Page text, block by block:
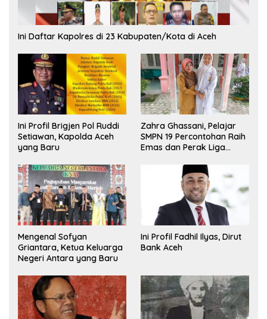
Ini Daftar Kapolres di 23 Kabupaten/Kota di Aceh
Ini Profil Brigjen Pol Ruddi
Setiawan, Kapolda Aceh
yang Baru
Zahra Ghassani, Pelajar
SMPN 19 Percontohan Raih
Emas dan Perak Liga
Mengenal Sofyan
Griantara, Ketua Keluarga
Negeri Antara yang Baru
Ini Profil Fadhil Ilyas, Dirut
Bank Aceh